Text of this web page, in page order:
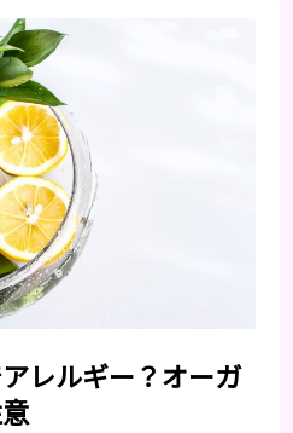
レルギー？オーガ